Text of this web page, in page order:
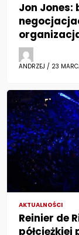
Jon Jones:
ANDRZEJ / 23
AKTUALNOŚCI
Reinier de
półciężkiej